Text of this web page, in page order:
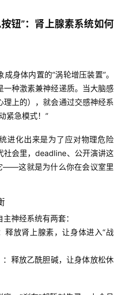
钮”：肾上腺素系统如何
身体内置的“涡轮增压装置”。
一种激素兼神经递质。当大脑感
上的），就会通过交感神经系
紧急模式！”
进化出来是为了应对物理危险
社会里，deadline、公开演讲这
——这就是为什么你在会议室里
神经系统有两套：
释放肾上腺素，让身体进入“战
：释放乙酰胆碱，让身体放松休